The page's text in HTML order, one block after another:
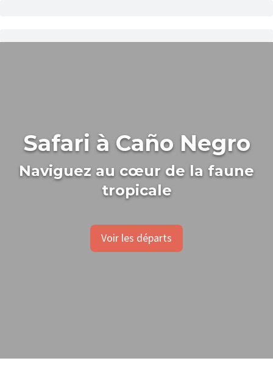
Safari à Caño Negro
Naviguez au cœur de la faune
tropicale
Voir les départs